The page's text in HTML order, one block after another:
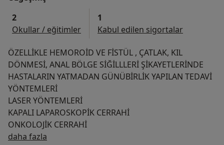
2
Okullar / eğitimler
1
Kabul edilen sigortalar
ÖZELLİKLE HEMOROİD VE FİSTÜL , ÇATLAK, KIL
DÖNMESİ, ANAL BÖLGE SİĞİLLLERİ ŞİKAYETLERİNDE
HASTALARIN YATMADAN GÜNÜBİRLİK YAPILAN TEDAVİ
YÖNTEMLERİ
LASER YÖNTEMLERİ
KAPALI LAPAROSKOPİK CERRAHİ
ONKOLOJİK CERRAHİ
daha fazla